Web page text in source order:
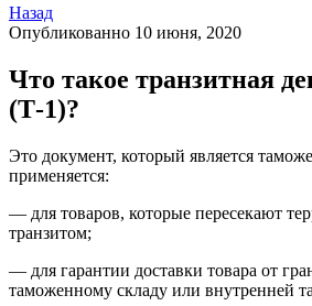
Назад
Опубликованно 10 июня, 2020
Что такое транзитная
(Т-1)?
Это документ, который является
применяется:
— для товаров, которые пересекают
транзитом;
— для гарантии доставки товара от
таможенному складу или внутренней